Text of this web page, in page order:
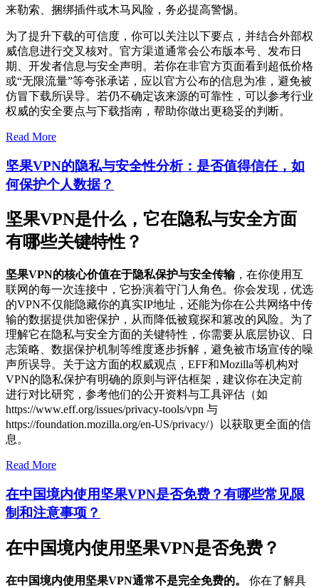
来勒索、捆绑插件或木马风险，务必提高警惕。
为了提升下载的可信度，你可以关注以下要点，并结合外部权
威信息进行交叉核对。官方渠道通常会公布版本号、发布日
期、开发者信息与安全声明。若你在非官方页面看到超低价格
或“无限流量”等夸张承诺，应以官方公布的信息为准，避免被
仿冒下载所误导。若仍不确定该来源的可靠性，可以参考行业
权威的安全要点与下载指南，帮助你做出更稳妥的判断。
Read More
坚果VPN的隐私与安全性分析：是否值得信任，如
何保护个人数据？
坚果VPN是什么，它在隐私与安全方面
有哪些关键特性？
坚果VPN的核心价值在于隐私保护与安全传输，在你使用互
联网的每一次连接中，它扮演着守门人角色。你会发现，优选
的VPN不仅能隐藏你的真实IP地址，还能为你在公共网络中传
输的数据提供加密保护，从而降低被窥探和篡改的风险。为了
理解它在隐私与安全方面的关键特性，你需要从底层协议、日
志策略、数据保护机制等维度逐步拆解，避免被市场宣传的噪
声所误导。关于这方面的权威观点，EFF和Mozilla等机构对
VPN的隐私保护有明确的原则与评估框架，建议你在决定前
进行对比研究，参考他们的公开资料与工具评估（如
https://www.eff.org/issues/privacy-tools/vpn 与
https://foundation.mozilla.org/en-US/privacy/）以获取更全面的信
息。
Read More
在中国境内使用坚果VPN是否免费？有哪些常见限
制和注意事项？
在中国境内使用坚果VPN是否免费？
在中国境内使用坚果VPN通常不是完全免费的。
你在了解具